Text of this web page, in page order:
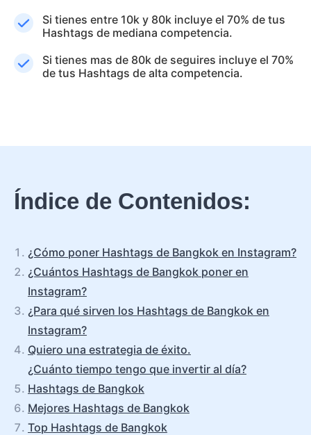
Si tienes entre 10k y 80k incluye el 70% de tus
Hashtags de mediana competencia.
Si tienes mas de 80k de seguires incluye el 70%
de tus Hashtags de alta competencia.
Índice de Contenidos:
¿Cómo poner Hashtags de Bangkok en Instagram?
¿Cuántos Hashtags de Bangkok poner en
Instagram?
¿Para qué sirven los Hashtags de Bangkok en
Instagram?
Quiero una estrategia de éxito.
¿Cuánto tiempo tengo que invertir al día?
Hashtags de Bangkok
Mejores Hashtags de Bangkok
Top Hashtags de Bangkok